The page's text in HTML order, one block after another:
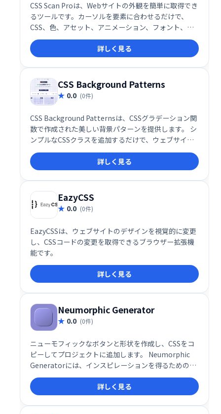
CSS Scan Proは、Webサイトの外観を簡単に取得でき
るツールです。カーソルを要素に合わせるだけで、
CSS、色、アセット、アニメーション、フォント、サ
イズなどの情報が瞬時に表示されます。直感的なエデ
ィターでコードを書かずにコピー＆エクスポートが可
能。デザインの効率化や、CSSの学習にも役立ちま
す。
詳しく見る
CSS Background Patterns
0.0 (0件)
CSS Background Patternsは、CSSグラデーション関
数で作成された美しい背景パターンを提供します。 シ
ンプルなCSSクラスを追加するだけで、ウェブサイト
やアプリケーションの背景を簡単に、そして魅力的に
演出できます。洗練されたデザインで、あなたのプロ
ジェクトをワンランクアップさせましょう。
詳しく見る
EazyCSS
0.0 (0件)
EazyCSSは、ウェブサイトのデザインを視覚的に変更
し、CSSコードの変更を取得できるブラウザー拡張機
能です。
詳しく見る
Neumorphic Generator
0.0 (0件)
ニューモフィックなボタンと形状を作成し、CSSをコ
ピーしてプロジェクトに追加します。 Neumorphic
Generatorには、インスピレーションを得るための50
以上のプリセットが付属しています。
詳しく見る